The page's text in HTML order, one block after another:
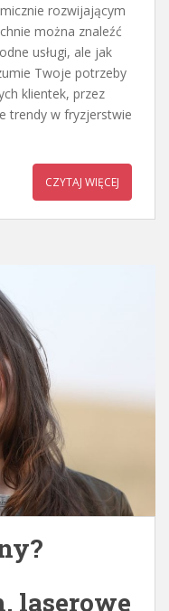
rozwijającym
można znaleźć
usługi, ale jak
Twoje potrzeby
klientek, przez
trendy w fryzjerstwie
CZYTAJ WIĘCEJ
laserowe